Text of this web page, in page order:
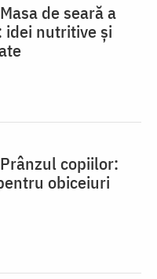
de seară a
idei nutritive și
copiilor:
obiceiuri